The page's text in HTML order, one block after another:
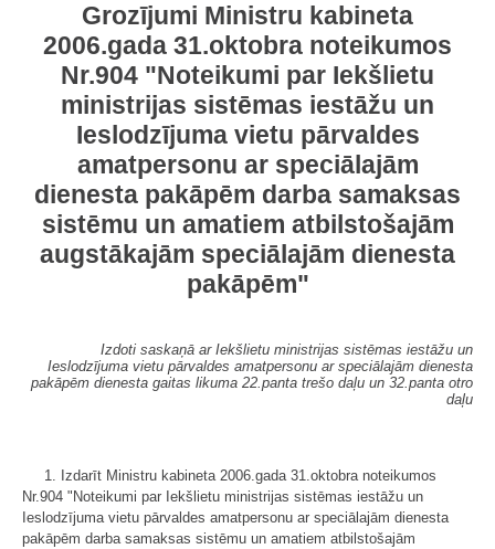
Grozījumi Ministru kabineta
2006.gada 31.oktobra noteikumos
Nr.904 "Noteikumi par Iekšlietu
ministrijas sistēmas iestāžu un
Ieslodzījuma vietu pārvaldes
amatpersonu ar speciālajām
dienesta pakāpēm darba samaksas
sistēmu un amatiem atbilstošajām
augstākajām speciālajām dienesta
pakāpēm"
Izdoti saskaņā ar Iekšlietu ministrijas sistēmas iestāžu un
Ieslodzījuma vietu pārvaldes amatpersonu ar speciālajām dienesta
pakāpēm dienesta gaitas likuma 22.panta trešo daļu un 32.panta otro
daļu
1. Izdarīt Ministru kabineta 2006.gada 31.oktobra noteikumos
Nr.904 "Noteikumi par Iekšlietu ministrijas sistēmas iestāžu un
Ieslodzījuma vietu pārvaldes amatpersonu ar speciālajām dienesta
pakāpēm darba samaksas sistēmu un amatiem atbilstošajām